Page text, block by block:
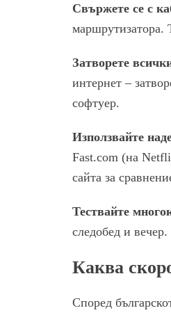
Свържете се с
маршрутизатора.
Затворете
интернет –
софтуер.
Използвайте
Fast.com (на
сайта за
Тествайте
следобед и
Каква
Според